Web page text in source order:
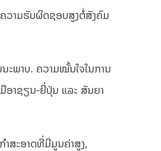
ວາມຮັບຜິດຊອບສູງຕໍ່ສັງຄົມ
ພາບ. ຄວາມໝັ້ນໃຈໃນການ
ອາຊຽນ-ຍີ່ປຸ່ນ ແລະ ສັນຍາ
ສະອາດທີ່ມີມູນຄ່າສູງ,